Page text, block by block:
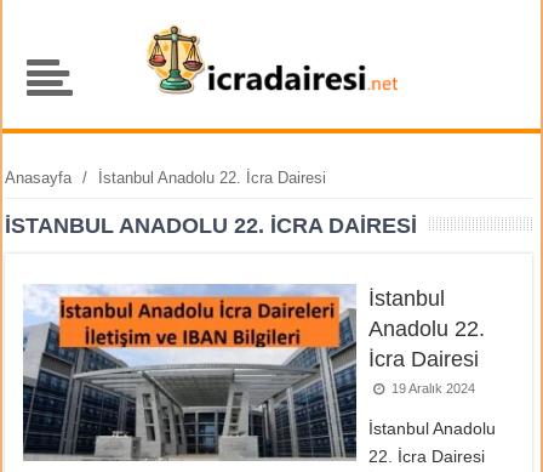
Anasayfa / İstanbul Anadolu 22. İcra Dairesi
İSTANBUL ANADOLU 22. İCRA DAIRESI
İstanbul
Anadolu 22.
İcra Dairesi
19 Aralık 2024
İstanbul Anadolu
22. İcra Dairesi